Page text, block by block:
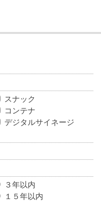
スナック
コンテナ
デジタルサイネージ
３年以内
１５年以内